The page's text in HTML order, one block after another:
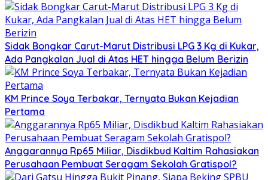
Sidak Bongkar Carut-Marut Distribusi LPG 3 Kg di Kukar,
Ada Pangkalan Jual di Atas HET hingga Belum Berizin
KM Prince Soya Terbakar, Ternyata Bukan Kejadian
Pertama
Anggarannya Rp65 Miliar, Disdikbud Kaltim Rahasiakan
Perusahaan Pembuat Seragam Sekolah Gratispol?